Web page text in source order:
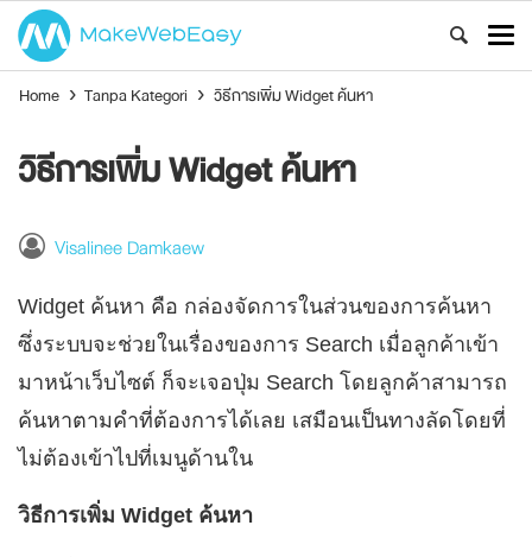
Home › Tanpa Kategori › วิธีการเพิ่ม Widget ค้นหา
วิธีการเพิ่ม Widget ค้นหา
Visalinee Damkaew
Widget ค้นหา คือ กล่องจัดการในส่วนของการค้นหา
ซึ่งระบบจะช่วยในเรื่องของการ Search เมื่อลูกค้าเข้า
มาหน้าเว็บไซต์ ก็จะเจอปุ่ม Search โดยลูกค้าสามารถ
ค้นหาตามคำที่ต้องการได้เลย เสมือนเป็นทางลัดโดยที่
ไม่ต้องเข้าไปที่เมนูด้านใน
วิธีการเพิ่ม Widget ค้นหา